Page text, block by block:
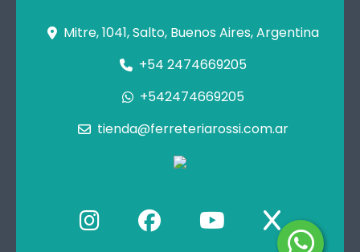
Mitre, 1041, Salto, Buenos Aires, Argentina
+54 2474669205
+542474669205
tienda@ferreteriarossi.com.ar